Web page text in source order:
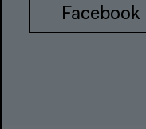
Facebook